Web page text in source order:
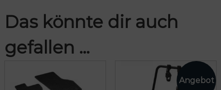
Das könnte dir auch
gefallen …